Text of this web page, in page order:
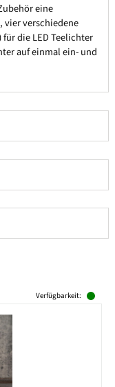
eine
vier verschiedene
die LED Teelichter
auf einmal ein- und
Verfügbarkeit: